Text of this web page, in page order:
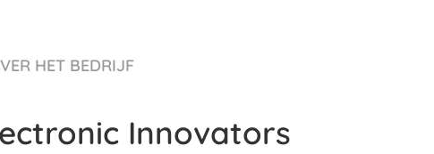
HET BEDRIJF
Innovators